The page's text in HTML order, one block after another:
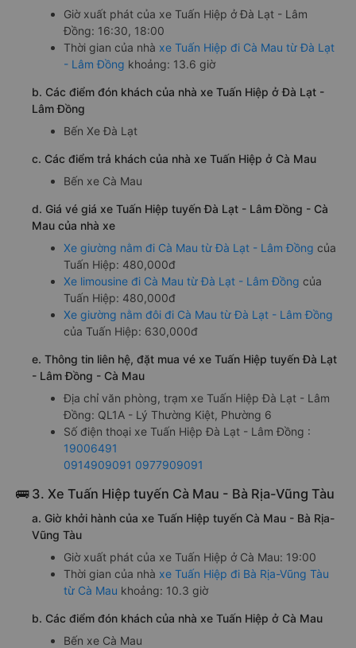
Giờ xuất phát của xe Tuấn Hiệp ở Đà Lạt - Lâm
Đồng: 16:30, 18:00
Thời gian của nhà xe Tuấn Hiệp đi Cà Mau từ Đà Lạt
- Lâm Đồng khoảng: 13.6 giờ
b. Các điểm đón khách của nhà xe Tuấn Hiệp ở Đà Lạt -
Lâm Đồng
Bến Xe Đà Lạt
c. Các điểm trả khách của nhà xe Tuấn Hiệp ở Cà Mau
Bến xe Cà Mau
d. Giá vé giá xe Tuấn Hiệp tuyến Đà Lạt - Lâm Đồng - Cà
Mau của nhà xe
Xe giường nằm đi Cà Mau từ Đà Lạt - Lâm Đồng của
Tuấn Hiệp: 480,000đ
Xe limousine đi Cà Mau từ Đà Lạt - Lâm Đồng của
Tuấn Hiệp: 480,000đ
Xe giường nằm đôi đi Cà Mau từ Đà Lạt - Lâm Đồng
của Tuấn Hiệp: 630,000đ
e. Thông tin liên hệ, đặt mua vé xe Tuấn Hiệp tuyến Đà Lạt
- Lâm Đồng - Cà Mau
Địa chỉ văn phòng, trạm xe Tuấn Hiệp Đà Lạt - Lâm
Đồng: QL1A - Lý Thường Kiệt, Phường 6
Số điện thoại xe Tuấn Hiệp Đà Lạt - Lâm Đồng :
19006491
0914909091 0977909091
🚌 3. Xe Tuấn Hiệp tuyến Cà Mau - Bà Rịa-Vũng Tàu
a. Giờ khởi hành của xe Tuấn Hiệp tuyến Cà Mau - Bà Rịa-
Vũng Tàu
Giờ xuất phát của xe Tuấn Hiệp ở Cà Mau: 19:00
Thời gian của nhà xe Tuấn Hiệp đi Bà Rịa-Vũng Tàu
từ Cà Mau khoảng: 10.3 giờ
b. Các điểm đón khách của nhà xe Tuấn Hiệp ở Cà Mau
Bến xe Cà Mau